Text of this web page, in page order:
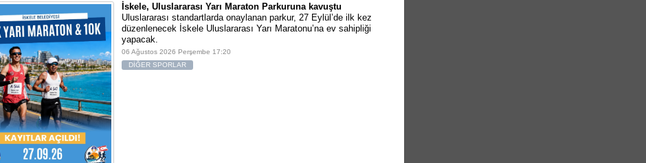
İskele, Uluslararası Yarı Maraton Parkuruna kavuştu
Uluslararası standartlarda onaylanan parkur, 27 Eylül’de ilk kez
düzenlenecek İskele Uluslararası Yarı Maratonu’na ev sahipliği
yapacak.
06 Ağustos 2026 Perşembe 17:20
DİĞER SPORLAR